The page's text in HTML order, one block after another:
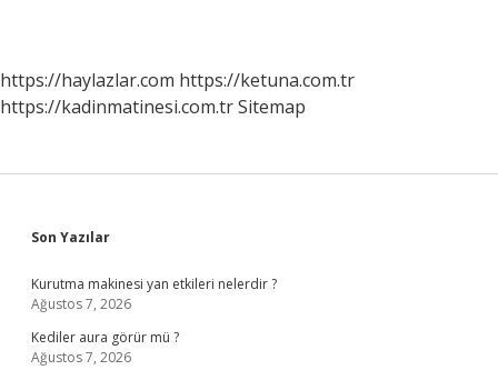
https://haylazlar.com https://ketuna.com.tr
https://kadinmatinesi.com.trSitemap
Sidebar
Son Yazılar
Kurutma makinesi yan etkileri nelerdir ?
Ağustos 7, 2026
Kediler aura görür mü ?
Ağustos 7, 2026